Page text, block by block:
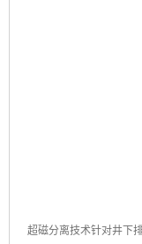
超磁分离技术针对井下